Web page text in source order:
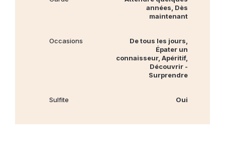
années, Dès
maintenant
Occasions
De tous les jours,
Épater un
connaisseur, Apéritif,
Découvrir -
Surprendre
Sulfite Oui